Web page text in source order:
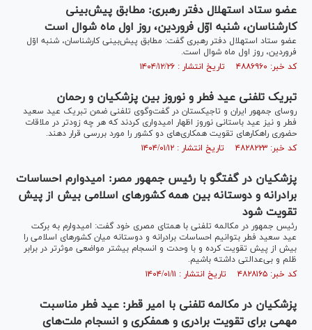
عضو ستاد استهلال دفتر رهبری: مطابق پیش‌بینی
کارشناسان، شنبه اوّل فروردین، روز اول ماه شوال است
عضو ستاد استهلال دفتر رهبری گفت: مطابق پیش‌بینی کارشناسان، شنبه اوّل
فروردین، روز اول ماه شوال است.
کد خبر: ۴۸۸۶۹۶۰ تاریخ انتشار : ۱۴۰۴/۱۲/۲۶
تبریک تلفنی عید فطر و نوروز بین پزشکیان و رحمان
روسای جمهور ایران و تاجیکستان در گفت‌وگوی تلفنی ضمن تبریک عید سعید
فطر و نیز عید باستانی نوروز اظهار امیدواری کردند که هر چه زودتر در ملاقات
حضوری راهکار‌های تقویت همکاری‌های دو کشور را مورد بررسی قرار دهند.
کد خبر: ۴۸۲۸۲۲۳ تاریخ انتشار : ۱۴۰۴/۰۱/۱۲
پزشکیان در گفتگو با رئیس جمهور مصر: امیدوارم احساسات
برادرانه و دوستانه بین همه کشورهای اسلامی بیش از پیش
تقویت شود
رئیس جمهور در مکالمه تلفنی با همتای مصری خود گفت: امیدوارم به برکت
عید سعید فطر بتوانیم احساسات برادرانه و دوستانه میان کشورهای اسلامی را
بیش از پیش تقویت کرده و با وحدت و انسجام بیشتر مواضعی موثرتر در برابر
ظلم و بی‌عدالتی داشته باشیم.
کد خبر: ۴۸۲۸۱۶۵ تاریخ انتشار : ۱۴۰۴/۰۱/۱۱
پزشکیان در مکالمه تلفنی با امیر قطر: عید فطر مناسبت
مهمی برای تقویت برادری و همفکری و انسجام ملت‌های